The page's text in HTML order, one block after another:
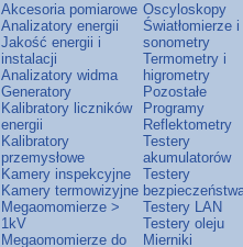
Akcesoria pomiarowe
Analizatory energii
Jakość energii i
instalacji
Analizatory widma
Generatory
Kalibratory liczników
energii
Kalibratory
przemysłowe
Kamery inspekcyjne
Kamery termowizyjne
Megaomomierze >
1kV
Megaomomierze do
Oscyloskopy
Światłomierze i
sonometry
Termometry i
higrometry
Pozostałe
Programy
Reflektometry
Testery
akumulatorów
Testery
Testery LAN
Testery oleju
Mierniki